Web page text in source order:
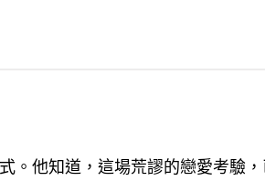
。他知道，這場荒謬的戀愛考驗